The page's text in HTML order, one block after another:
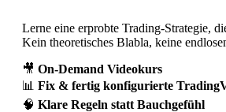
Lerne eine erprobte Trading-Strategie,
Kein theoretisches Blabla, keine
🎥 On-Demand Videokurs
📊 Fix & fertig konfigurierte
🧠 Klare Regeln statt Bauchgefühl